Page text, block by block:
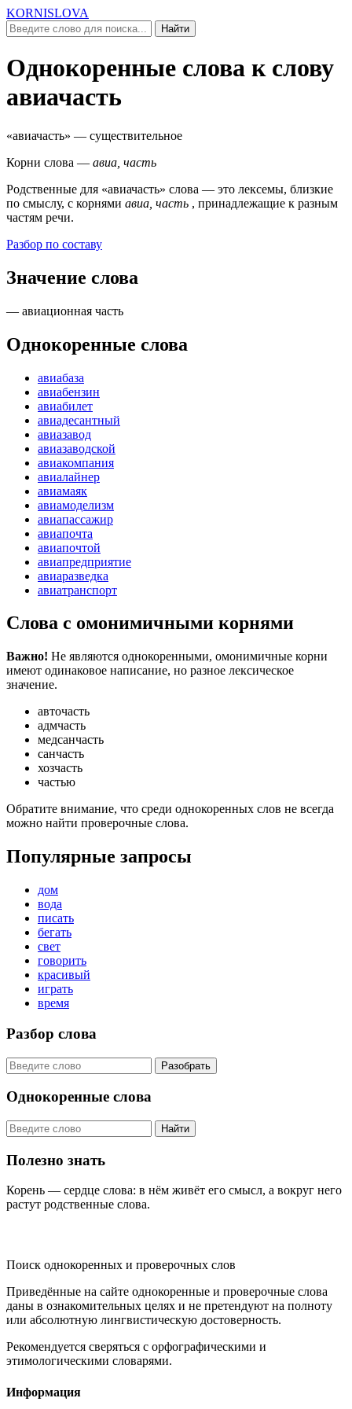
KORNISLOVA
Найти
Однокоренные слова к слову
авиачасть
«авиачасть» — существительное
Корни слова — авиа, часть
Родственные для «авиачасть» слова — это лексемы, близкие
по смыслу, c корнями авиа, часть , принадлежащие к разным
частям речи.
Разбор по составу
Значение слова
— авиационная часть
Однокоренные слова
авиабаза
авиабензин
авиабилет
авиадесантный
авиазавод
авиазаводской
авиакомпания
авиалайнер
авиамаяк
авиамоделизм
авиапассажир
авиапочта
авиапочтой
авиапредприятие
авиаразведка
авиатранспорт
Слова с омонимичными корнями
Важно! Не являются однокоренными, омонимичные корни
имеют одинаковое написание, но разное лексическое
значение.
авточасть
адмчасть
медсанчасть
санчасть
хозчасть
частью
Обратите внимание, что среди однокоренных слов не всегда
можно найти проверочные слова.
Популярные запросы
дом
вода
писать
бегать
свет
говорить
красивый
играть
время
Разбор слова
Разобрать
Однокоренные слова
Найти
Полезно знать
Корень — сердце слова: в нём живёт его смысл, а вокруг него
растут родственные слова.
Поиск однокоренных и проверочных слов
Приведённые на сайте однокоренные и проверочные слова
даны в ознакомительных целях и не претендуют на полноту
или абсолютную лингвистическую достоверность.
Рекомендуется сверяться с орфографическими и
этимологическими словарями.
Информация